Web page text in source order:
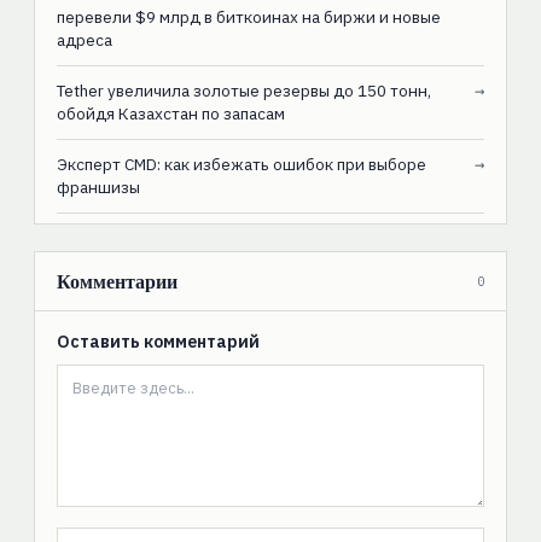
перевели $9 млрд в биткоинах на биржи и новые
адреса
Tether увеличила золотые резервы до 150 тонн,
обойдя Казахстан по запасам
→
Эксперт CMD: как избежать ошибок при выборе
франшизы
→
Комментарии 0
Оставить комментарий